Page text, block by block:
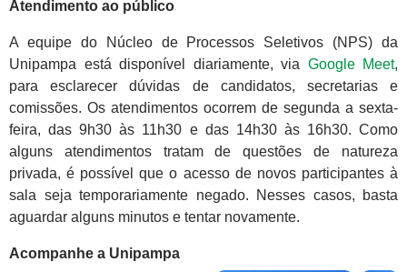
Atendimento ao público
A equipe do Núcleo de Processos Seletivos (NPS) da
Unipampa está disponível diariamente, via Google Meet,
para esclarecer dúvidas de candidatos, secretarias e
comissões. Os atendimentos ocorrem de segunda a sexta-
feira, das 9h30 às 11h30 e das 14h30 às 16h30. Como
alguns atendimentos tratam de questões de natureza
privada, é possível que o acesso de novos participantes à
sala seja temporariamente negado. Nesses casos, basta
aguardar alguns minutos e tentar novamente.
Acompanhe a Unipampa